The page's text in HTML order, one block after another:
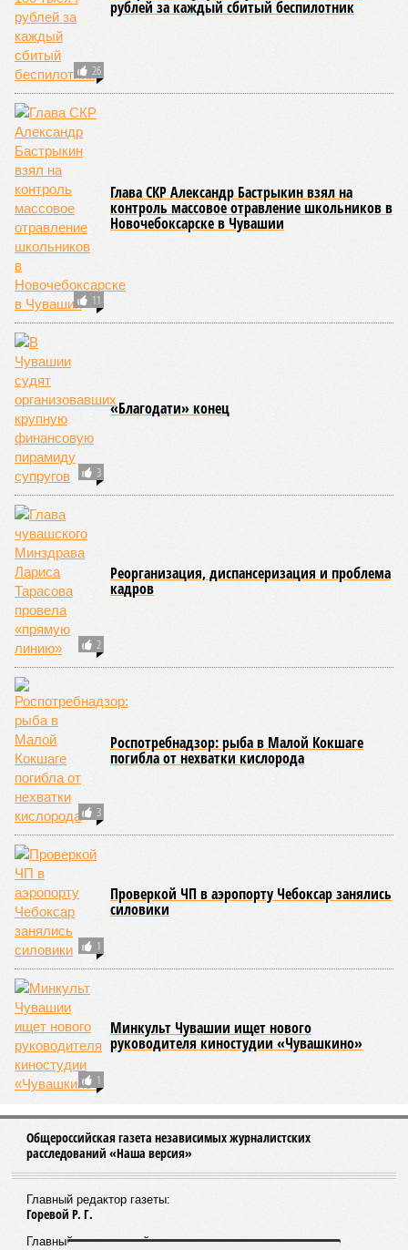
26
рублей за каждый сбитый беспилотник
11
Глава СКР Александр Бастрыкин взял на
контроль массовое отравление школьников в
Новочебоксарске в Чувашии
3
«Благодати» конец
2
Реорганизация, диспансеризация и проблема
кадров
3
Роспотребнадзор: рыба в Малой Кокшаге
погибла от нехватки кислорода
1
Проверкой ЧП в аэропорту Чебоксар занялись
силовики
1
Минкульт Чувашии ищет нового
руководителя киностудии «Чувашкино»
Общероссийская газета независимых журналистских
расследований «Наша версия»
Главный редактор газеты:
Горевой Р. Г.
Главный редактор сайта: